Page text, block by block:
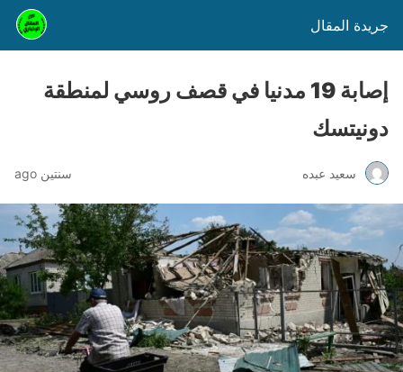
جريدة المقال
إصابة 19 مدنيا في قصف روسي لمنطقة
دونيتسك
سعيد عبده سنتين ago